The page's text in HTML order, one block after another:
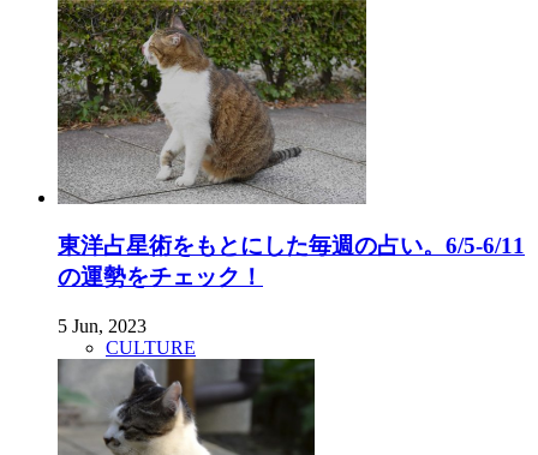
東洋占星術をもとにした毎週の占い。6/5-6/11
の運勢をチェック！
5 Jun, 2023
CULTURE